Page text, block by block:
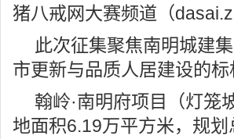
猪八戒网大赛频道（
此次征集聚焦南明城建
市更新与品质人居建设的标
翰岭·南明府项目（灯笼
地面积6.19万平方米，规